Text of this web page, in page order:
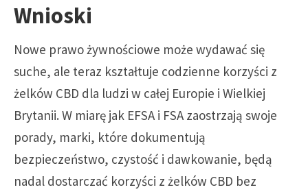
Wnioski
Nowe prawo żywnościowe może wydawać się
suche, ale teraz kształtuje codzienne korzyści z
żelków CBD dla ludzi w całej Europie i Wielkiej
Brytanii. W miarę jak EFSA i FSA zaostrzają swoje
porady, marki, które dokumentują
bezpieczeństwo, czystość i dawkowanie, będą
nadal dostarczać korzyści z żelków CBD bez